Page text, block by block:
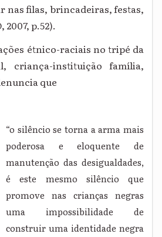
nas filas, brincadeiras, festas,
2007, p.52).
étnico-raciais no tripé da
criança-instituição família,
que
“o silêncio se torna a arma mais
poderosa e eloquente de
manutenção das desigualdades,
é este mesmo silêncio que
promove nas crianças negras
uma impossibilidade de
construir uma identidade negra